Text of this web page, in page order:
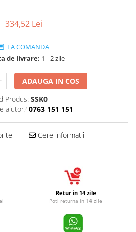
334,52 Lei
LA COMANDA
de livrare: 1 - 2 zile
ADAUGA IN COS
Produs: SSK0
ajutor? 0763 151 151
Cere informatii
Retur in 14 zile
Poti returna in 14 zile